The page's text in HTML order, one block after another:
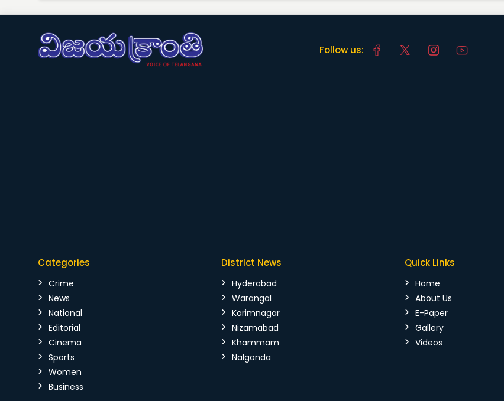
Follow us:
Categories
Crime
News
National
Editorial
Cinema
Sports
Women
Business
District News
Hyderabad
Warangal
Karimnagar
Nizamabad
Khammam
Nalgonda
Quick Links
Home
About Us
E-Paper
Gallery
Videos